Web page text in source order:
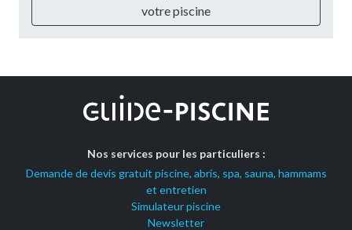
votre piscine
Nos services pour les particuliers :
Demande de devis gratuit piscine, abris, spa, sauna, hammams
et entretien
Simulateur piscine
Newsletter